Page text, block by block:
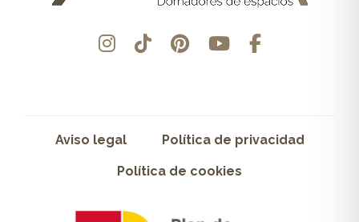
Aviso legal Política de privacidad
Política de cookies